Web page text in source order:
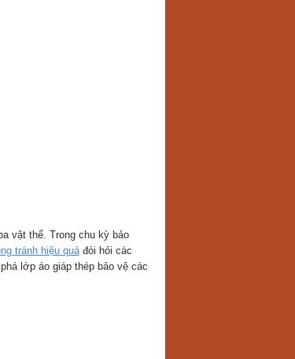
vật thể. Trong chu kỳ bảo
tránh hiệu quảđòi hỏi các
lớp áo giáp thép bảo vệ các